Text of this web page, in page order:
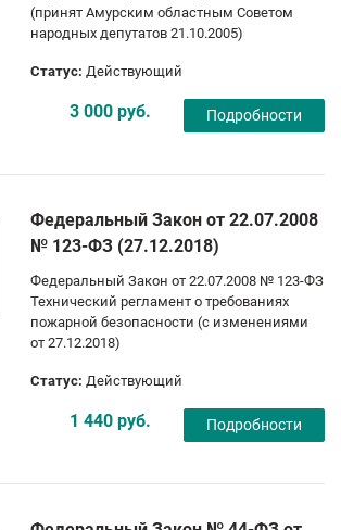
(принят Амурским областным Советом
народных депутатов 21.10.2005)
Статус: Действующий
3 000 руб. Подробности
Федеральный Закон от 22.07.2008
№ 123-ФЗ (27.12.2018)
Федеральный Закон от 22.07.2008 № 123-ФЗ
Технический регламент о требованиях
пожарной безопасности (с изменениями
от 27.12.2018)
Статус: Действующий
1 440 руб. Подробности